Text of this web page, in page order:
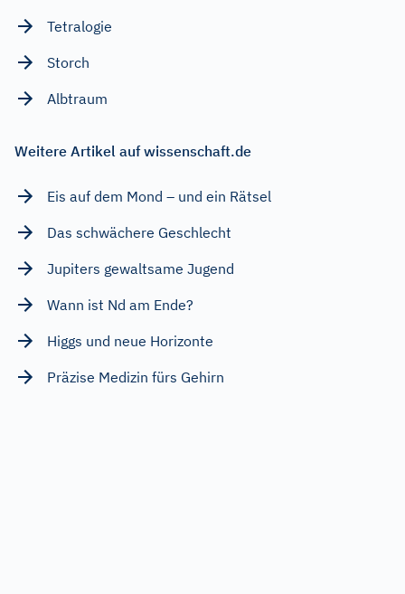
Tetralogie
Storch
Albtraum
Weitere Artikel auf wissenschaft.de
Eis auf dem Mond – und ein Rätsel
Das schwächere Geschlecht
Jupiters gewaltsame Jugend
Wann ist Nd am Ende?
Higgs und neue Horizonte
Präzise Medizin fürs Gehirn